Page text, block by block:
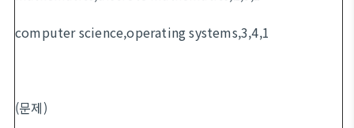
computer science,operating systems,3,4,1
(문제)